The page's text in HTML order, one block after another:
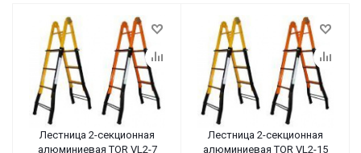
Лестница 2-секционная
алюминиевая TOR VL2-7
Лестница 2-секционная
алюминиевая TOR VL2-15